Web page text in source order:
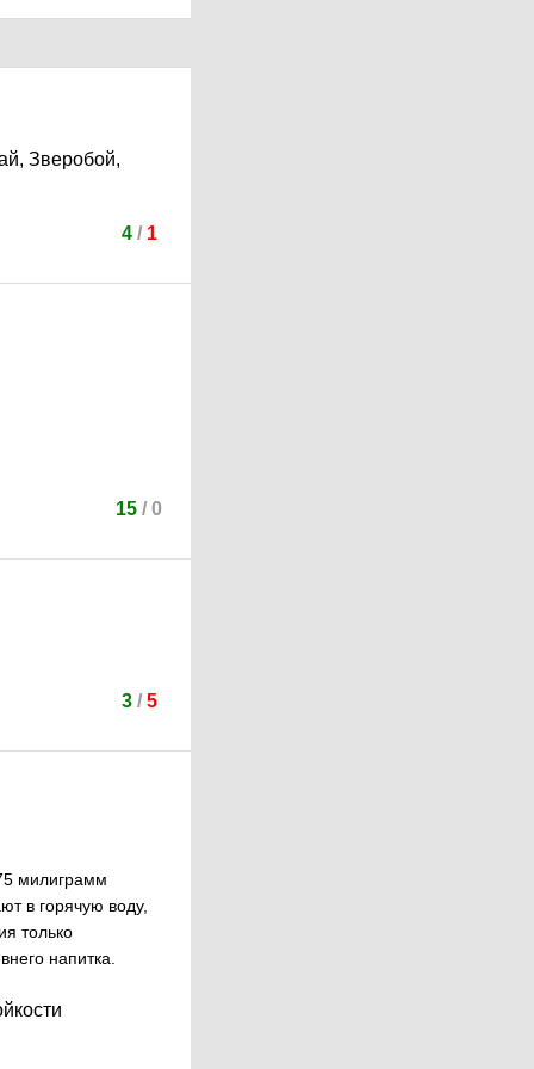
Зверобой,
4/ 1
15 / 0
3/ 5
милиграмм
в горячую воду,
только
напитка.